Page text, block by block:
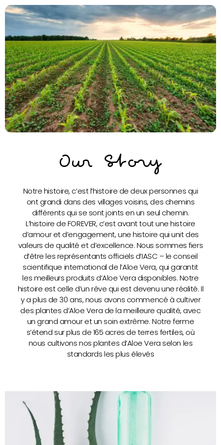
Our Story
Notre histoire, c’est l’histoire de deux personnes qui
ont grandi dans des villages voisins, des chemins
différents qui se sont joints en un seul chemin.
L’histoire de FOREVER, c’est avant tout une histoire
d’amour et d’engagement, une histoire qui unit des
valeurs de qualité et d’excellence. Nous sommes fiers
d’être les représentants officiels d’IASC – le conseil
scientifique international de l’Aloe Vera, qui garantit
les meilleurs produits d’Aloe Vera disponibles. Notre
histoire est celle d’un rêve qui est devenu une réalité. Il
y a plus de 30 ans, nous avons commencé à cultiver
des plantes d’Aloe Vera de la meilleure qualité, avec
un grand amour et un soin extrême. Notre ferme
s’étend sur plus de 165 acres de terres fertiles, où
nous cultivons nos plantes d’Aloe Vera selon les
standards les plus élevés